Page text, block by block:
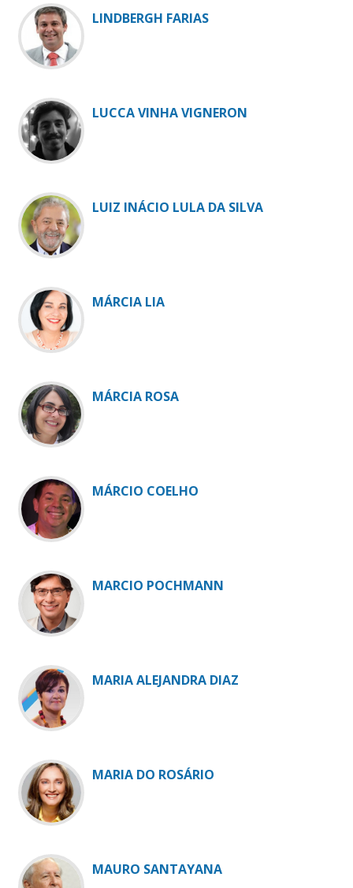
LINDBERGH FARIAS
LUCCA VINHA VIGNERON
LUIZ INÁCIO LULA DA SILVA
MÁRCIA LIA
MÁRCIA ROSA
MÁRCIO COELHO
MARCIO POCHMANN
MARIA ALEJANDRA DIAZ
MARIA DO ROSÁRIO
MAURO SANTAYANA